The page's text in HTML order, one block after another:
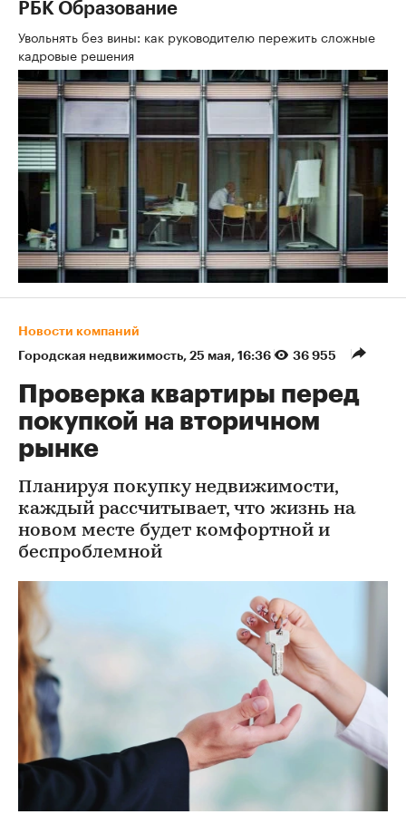
РБК Образование
Увольнять без вины: как руководителю пережить сложные
кадровые решения
Новости компаний
Городская недвижимость 25 мая, 16:36 36 955
Проверка квартиры перед
покупкой на вторичном
рынке
Планируя покупку недвижимости,
каждый рассчитывает, что жизнь на
новом месте будет комфортной и
беспроблемной